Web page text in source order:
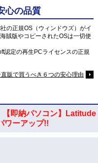
心の品質
の正規OS（ウィンドウズ）がイ
賊版やコピーされたOSは一切使
認定の再生PCライセンスの正規
販で買うべき６つの安心理由
【即納パソコン】Latitude
ーアップ!!